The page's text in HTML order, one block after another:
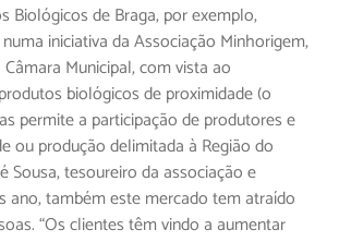
Biológicos de Braga, por exemplo,
iniciativa da Associação Minhorigem,
Municipal, com vista ao
biológicos de proximidade (o
permite a participação de produtores e
ou produção delimitada à Região do
Sousa, tesoureiro da associação e
ano, também este mercado tem atraído
“Os clientes têm vindo a aumentar